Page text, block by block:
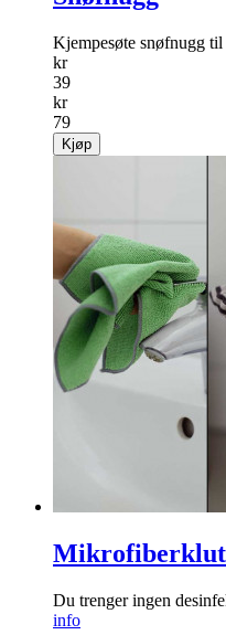
Kjempesøte snøfnugg til
kr
39
kr
79
Kjøp
Du trenger ingen
info